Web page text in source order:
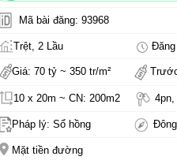
Mã bài đăng: 93968
Trệt, 2 Lầu
Giá: 70 tỷ ~ 350 tr/m²
10 x 20m ~ CN: 200m2 4pn,
Pháp lý: Sổ hồng
Mặt tiền đường